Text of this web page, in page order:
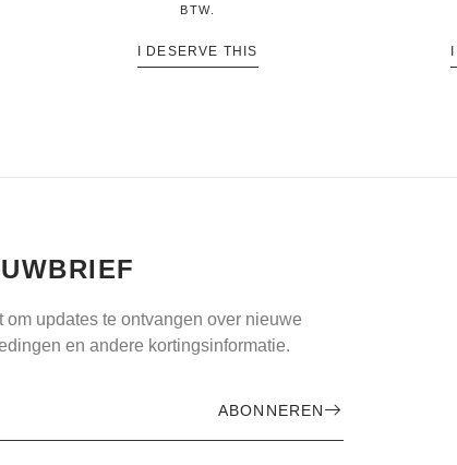
BTW.
I DESERVE THIS
updates te ontvangen over nieuwe
en andere kortingsinformatie.
ABONNEREN